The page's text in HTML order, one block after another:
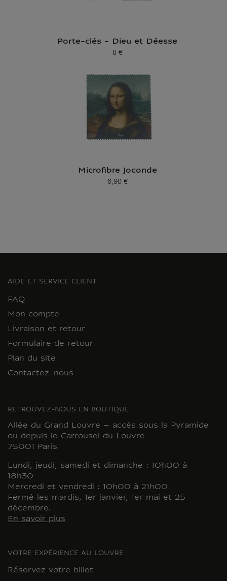
Porte-clés - Dieu et Déesse
Prix ​​actuel
8 €
Microfibre Joconde
Prix ​​actuel
6,90 €
AIDE ET SERVICE CLIENT
FAQ
Mon compte
Livraison et retour
Formulaire de retour
Plan du site
Contactez-nous
RETROUVEZ-NOUS EN BOUTIQUE
Allée du Grand Louvre – accès sous la Pyramide
ou depuis le Carrousel du Louvre
75001 Paris
Lundi, jeudi, samedi et dimanche : 10h00 à
18h30
Mercredi et vendredi : 10h00 à 21h00
Fermé les mardis, 1er janvier, 1er mai et 25
décembre.
En savoir plus
VOTRE EXPÉRIENCE AU LOUVRE
Réservez votre billet